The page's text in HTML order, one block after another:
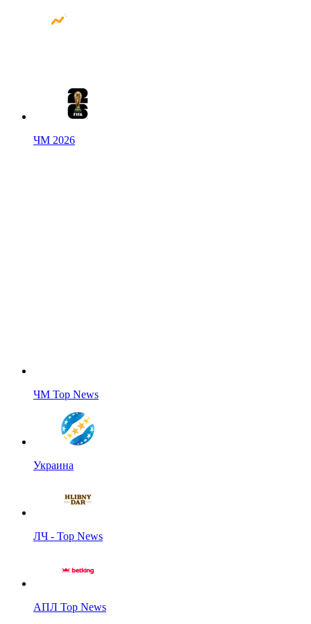
ЧМ 2026
ЧМ Top News
Украина
ЛЧ - Top News
АПЛ Top News